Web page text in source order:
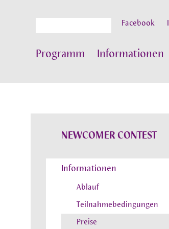
Facebook
Programm Informationen
NEWCOMER CONTEST
Informationen
Ablauf
Teilnahmebedingungen
Preise